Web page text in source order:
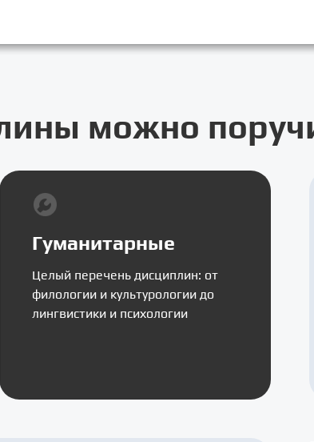
можно
Гуманитарные
Целый перечень дисциплин: от
филологии и культурологии до
лингвистики и психологии